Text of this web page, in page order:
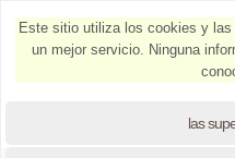
Este sitio utiliza los cookies y las
un mejor servicio. Ninguna
las